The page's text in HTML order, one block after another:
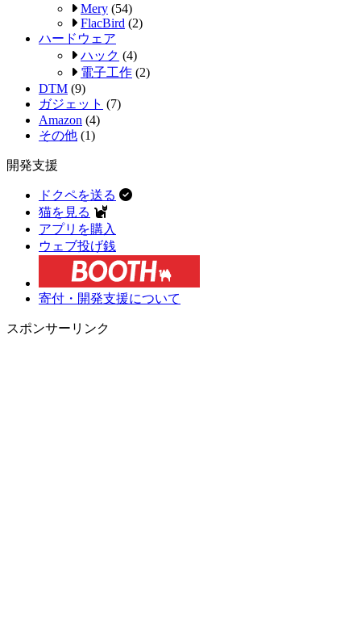
Mery (54)
FlacBird (2)
ハードウェア
ハック (4)
電子工作 (2)
DTM (9)
ガジェット (7)
Amazon (4)
その他 (1)
開発支援
ドクペを送る
猫を見る
アプリを購入
ウェブ投げ銭
寄付・開発支援について
スポンサーリンク